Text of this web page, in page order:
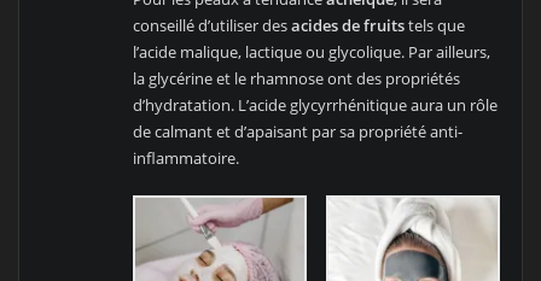
conseillé d’utiliser desacides de fruitstels que
l’acide malique, lactique ou glycolique. Par ailleurs,
la glycérine et le rhamnose ont des propriétés
d’hydratation. L’acide glycyrrhénitique aura un rôle
de calmant et d’apaisant par sa propriété anti-
inflammatoire.